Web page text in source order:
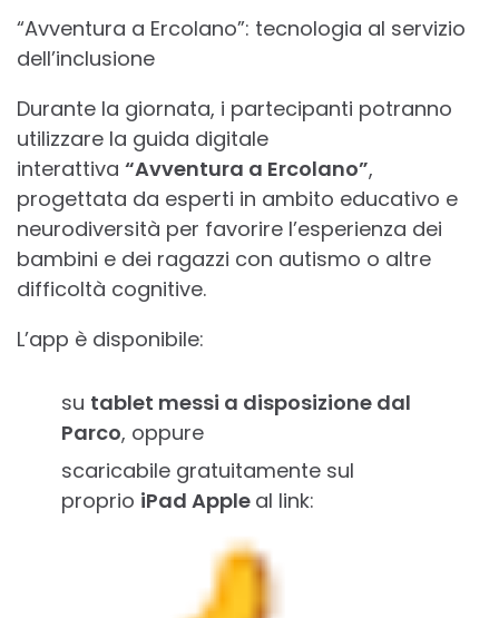
“Avventura a Ercolano”: tecnologia al servizio
dell’inclusione
Durante la giornata, i partecipanti potranno
utilizzare la guida digitale
interattiva “Avventura a Ercolano”,
progettata da esperti in ambito educativo e
neurodiversità per favorire l’esperienza dei
bambini e dei ragazzi con autismo o altre
difficoltà cognitive.
L’app è disponibile:
su tablet messi a disposizione dal
Parco, oppure
scaricabile gratuitamente sul
proprio iPad Apple al link: